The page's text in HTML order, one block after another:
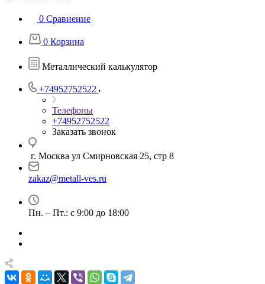
0 Сравнение
0 Корзина
Металлический калькулятор
+74952752522
Телефоны
+74952752522
Заказать звонок
г. Москва ул Смирновская 25, стр 8
zakaz@metall-ves.ru
Пн. – Пт.: с 9:00 до 18:00